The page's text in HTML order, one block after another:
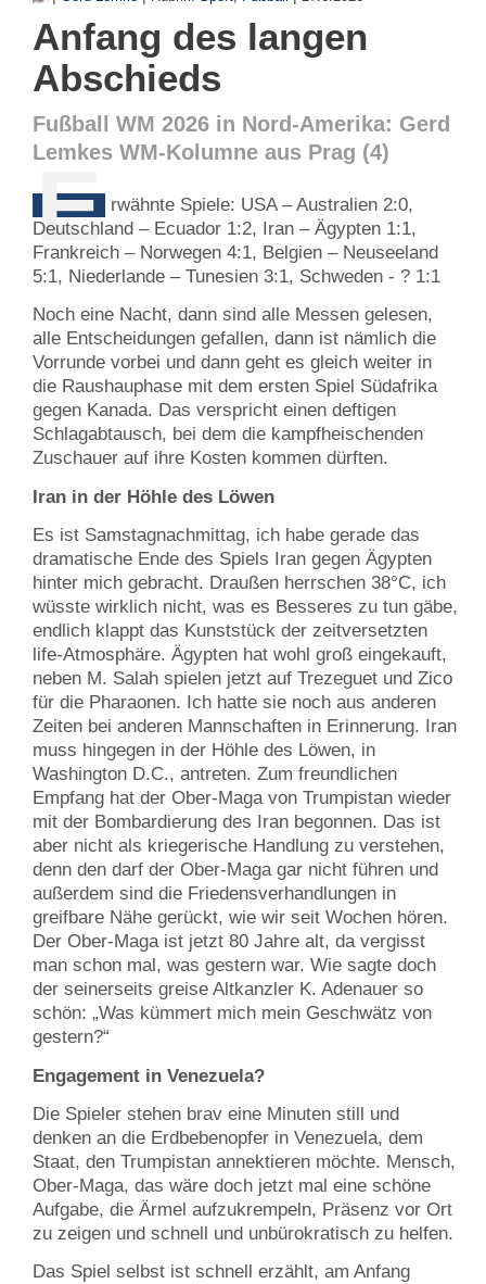
Anfang des langen
Abschieds
Fußball WM 2026 in Nord-Amerika: Gerd
Lemkes WM-Kolumne aus Prag (4)
E rwähnte Spiele: USA – Australien 2:0,
Deutschland – Ecuador 1:2, Iran – Ägypten 1:1,
Frankreich – Norwegen 4:1, Belgien – Neuseeland
5:1, Niederlande – Tunesien 3:1, Schweden - ? 1:1
Noch eine Nacht, dann sind alle Messen gelesen,
alle Entscheidungen gefallen, dann ist nämlich die
Vorrunde vorbei und dann geht es gleich weiter in
die Raushauphase mit dem ersten Spiel Südafrika
gegen Kanada. Das verspricht einen deftigen
Schlagabtausch, bei dem die kampfheischenden
Zuschauer auf ihre Kosten kommen dürften.
Iran in der Höhle des Löwen
Es ist Samstagnachmittag, ich habe gerade das
dramatische Ende des Spiels Iran gegen Ägypten
hinter mich gebracht. Draußen herrschen 38°C, ich
wüsste wirklich nicht, was es Besseres zu tun gäbe,
endlich klappt das Kunststück der zeitversetzten
life-Atmosphäre. Ägypten hat wohl groß eingekauft,
neben M. Salah spielen jetzt auf Trezeguet und Zico
für die Pharaonen. Ich hatte sie noch aus anderen
Zeiten bei anderen Mannschaften in Erinnerung. Iran
muss hingegen in der Höhle des Löwen, in
Washington D.C., antreten. Zum freundlichen
Empfang hat der Ober-Maga von Trumpistan wieder
mit der Bombardierung des Iran begonnen. Das ist
aber nicht als kriegerische Handlung zu verstehen,
denn den darf der Ober-Maga gar nicht führen und
außerdem sind die Friedensverhandlungen in
greifbare Nähe gerückt, wie wir seit Wochen hören.
Der Ober-Maga ist jetzt 80 Jahre alt, da vergisst
man schon mal, was gestern war. Wie sagte doch
der seinerseits greise Altkanzler K. Adenauer so
schön: „Was kümmert mich mein Geschwätz von
gestern?“
Engagement in Venezuela?
Die Spieler stehen brav eine Minuten still und
denken an die Erdbebenopfer in Venezuela, dem
Staat, den Trumpistan annektieren möchte. Mensch,
Ober-Maga, das wäre doch jetzt mal eine schöne
Aufgabe, die Ärmel aufzukrempeln, Präsenz vor Ort
zu zeigen und schnell und unbürokratisch zu helfen.
Das Spiel selbst ist schnell erzählt, am Anfang